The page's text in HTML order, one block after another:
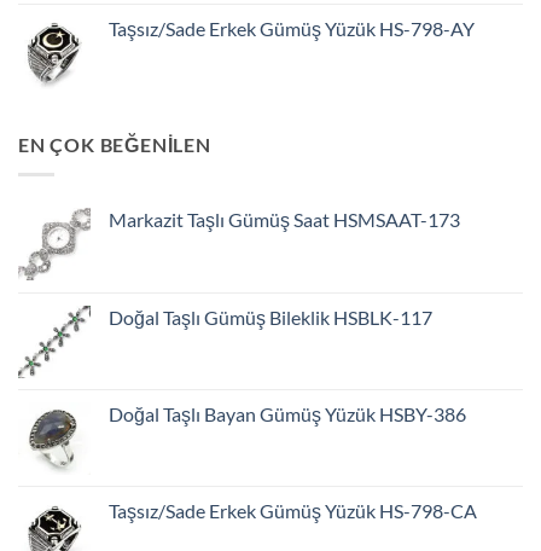
Taşsız/Sade Erkek Gümüş Yüzük HS-798-AY
EN ÇOK BEĞENİLEN
Markazit Taşlı Gümüş Saat HSMSAAT-173
Doğal Taşlı Gümüş Bileklik HSBLK-117
Doğal Taşlı Bayan Gümüş Yüzük HSBY-386
Taşsız/Sade Erkek Gümüş Yüzük HS-798-CA